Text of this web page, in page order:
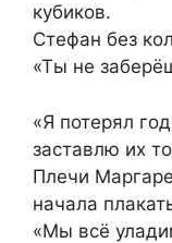
кубиков.
Стефан без
«Ты не
«Я потерял
заставлю их
Плечи
начала
«Мы всё